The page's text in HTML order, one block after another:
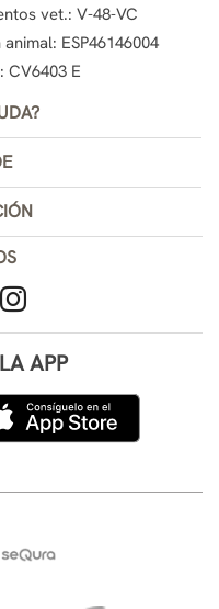
vet.: V-48-VC
ESP46146004
CV6403 E
APP